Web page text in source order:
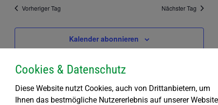
2024
und
Vorheriger Tag Nächster Tag
Kalender abonnieren
Cookies & Datenschutz
Diese Website nutzt Cookies, auch von Drittanbietern, um
Ihnen das bestmögliche Nutzererlebnis auf unserer Website